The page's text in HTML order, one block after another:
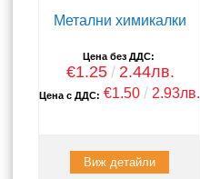
Метални химикалки
Цена без ДДС:
€1.25 2.44лв.
Цена с ДДС: €1.50 2.93лв.
Виж детайли